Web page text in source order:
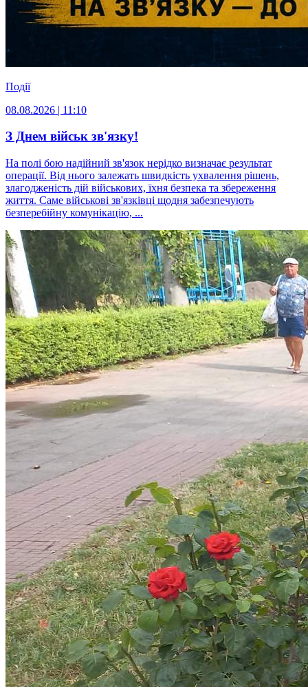
Події
08.08.2026 | 11:10
З Днем військ зв'язку!
На полі бою надійний зв'язок нерідко визначає результат
операції. Від нього залежать швидкість ухвалення рішень,
злагодженість дій військових, їхня безпека та збереження
життя. Саме військові зв'язківці щодня забезпечують
безперебійну комунікацію, ...